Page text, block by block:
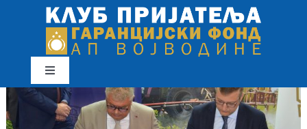
Toggle
Navigation
почетна
View
Larger
Image